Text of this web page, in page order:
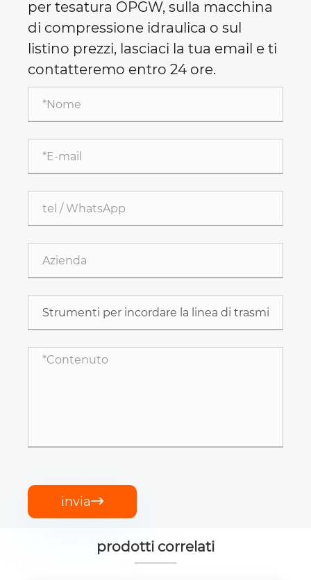
per tesatura OPGW, sulla macchina
di compressione idraulica o sul
listino prezzi, lasciaci la tua email e ti
contatteremo entro 24 ore.
invia
prodotti correlati